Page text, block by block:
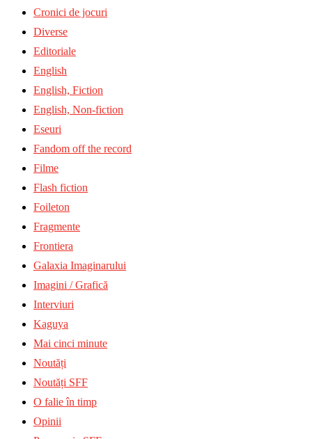
Cronici de jocuri
Diverse
Editoriale
English
English, Fiction
English, Non-fiction
Eseuri
Fandom off the record
Filme
Flash fiction
Foileton
Fragmente
Frontiera
Galaxia Imaginarului
Imagini / Grafică
Interviuri
Kaguya
Mai cinci minute
Noutăți
Noutăți SFF
O falie în timp
Opinii